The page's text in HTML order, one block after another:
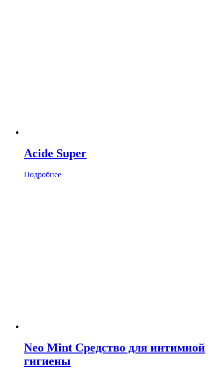
Acide Super
Подробнее
Neo Mint Средство для интимной
гигиены